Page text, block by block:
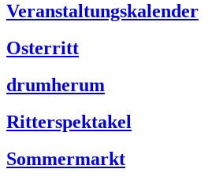
Veranstaltungskalender
Osterritt
drumherum
Ritterspektakel
Sommermarkt